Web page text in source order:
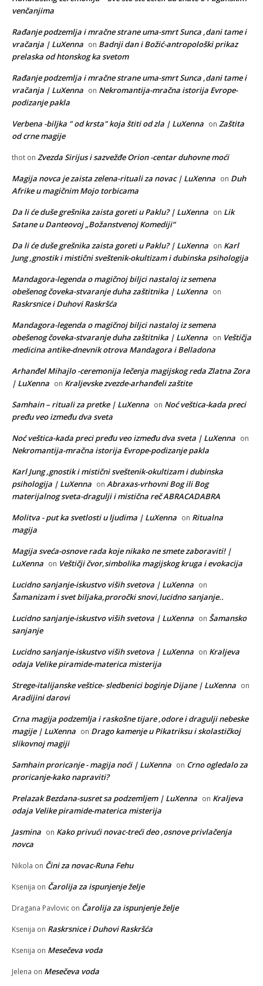
venčanjima
Rađanje podzemlja i mračne strane uma-smrt Sunca ,dani tame i
vračanja | LuXenna on Badnji dan i Božić-antropološki prikaz
prelaska od htonskog ka svetom
Rađanje podzemlja i mračne strane uma-smrt Sunca ,dani tame i
vračanja | LuXenna on Nekromantija-mračna istorija Evrope-
podizanje pakla
Verbena -biljka " od krsta" koja štiti od zla | LuXenna on Zaštita
od crne magije
thot on Zvezda Sirijus i sazvežđe Orion -centar duhovne moći
Magija novca je zaista zelena-rituali za novac | LuXenna on Duh
Afrike u magičnim Mojo torbicama
Da li će duše grešnika zaista goreti u Paklu? | LuXenna on Lik
Satane u Danteovoj „Božanstvenoj Komediji“
Da li će duše grešnika zaista goreti u Paklu? | LuXenna on Karl
Jung ,gnostik i mistični sveštenik-okultizam i dubinska psihologija
Mandagora-legenda o magičnoj biljci nastaloj iz semena
obešenog čoveka-stvaranje duha zaštitnika | LuXenna on
Raskrsnice i Duhovi Raskršća
Mandagora-legenda o magičnoj biljci nastaloj iz semena
obešenog čoveka-stvaranje duha zaštitnika | LuXenna on Veštičja
medicina antike-dnevnik otrova Mandagora i Belladona
Arhanđel Mihajlo -ceremonija lečenja magijskog reda Zlatna Zora
| LuXenna on Kraljevske zvezde-arhanđeli zaštite
Samhain – rituali za pretke | LuXenna on Noć veštica-kada preci
pređu veo između dva sveta
Noć veštica-kada preci pređu veo između dva sveta | LuXenna on
Nekromantija-mračna istorija Evrope-podizanje pakla
Karl Jung ,gnostik i mistični sveštenik-okultizam i dubinska
psihologija | LuXenna on Abraxas-vrhovni Bog ili Bog
materijalnog sveta-dragulji i mistična reč ABRACADABRA
Molitva - put ka svetlosti u ljudima | LuXenna on Ritualna
magija
Magija sveća-osnove rada koje nikako ne smete zaboraviti! |
LuXenna on Veštičji čvor,simbolika magijskog kruga i evokacija
Lucidno sanjanje-iskustvo viših svetova | LuXenna on
Šamanizam i svet biljaka,proročki snovi,lucidno sanjanje..
Lucidno sanjanje-iskustvo viših svetova | LuXenna on Šamansko
sanjanje
Lucidno sanjanje-iskustvo viših svetova | LuXenna on Kraljeva
odaja Velike piramide-materica misterija
Strege-italijanske veštice- sledbenici boginje Dijane | LuXenna on
Aradijini darovi
Crna magija podzemlja i raskošne tijare ,odore i dragulji nebeske
magije | LuXenna on Drago kamenje u Pikatriksu i skolastičkoj
slikovnoj magiji
Samhain proricanje - magija noći | LuXenna on Crno ogledalo za
proricanje-kako napraviti?
Prelazak Bezdana-susret sa podzemljem | LuXenna on Kraljeva
odaja Velike piramide-materica misterija
Jasmina on Kako privući novac-treći deo ,osnove privlačenja
novca
Nikola on Čini za novac-Runa Fehu
Ksenija on Čarolija za ispunjenje želje
Dragana Pavlovic on Čarolija za ispunjenje želje
Ksenija on Raskrsnice i Duhovi Raskršća
Ksenija on Mesečeva voda
Jelena on Mesečeva voda